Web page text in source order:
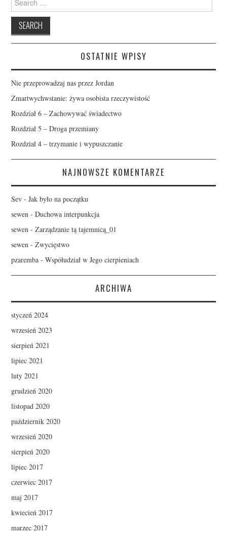
for:
OSTATNIE WPISY
Nie przeprowadzaj nas przez Jordan
Zmartwychwstanie: żywa osobista rzeczywistość
Rozdział 6 – Zachowywać świadectwo
Rozdział 5 – Droga przemiany
Rozdział 4 – trzymanie i wypuszczanie
NAJNOWSZE KOMENTARZE
Sev -Jak było na początku
sewen -Duchowa interpunkcja
sewen -Zarządzanie tą tajemnicą_01
sewen -Zwycięstwo
pzaremba -Współudział w Jego cierpieniach
ARCHIWA
styczeń 2024
wrzesień 2023
sierpień 2021
lipiec 2021
luty 2021
grudzień 2020
listopad 2020
październik 2020
wrzesień 2020
sierpień 2020
lipiec 2017
czerwiec 2017
maj 2017
kwiecień 2017
marzec 2017